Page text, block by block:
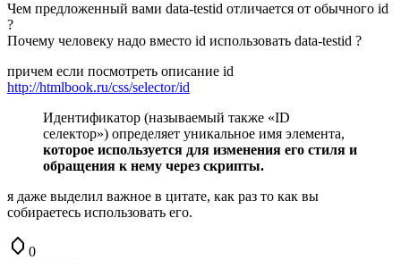
Чем предложенный вами data-testid отличается от обычного id
?
Почему человеку надо вместо id использовать data-testid ?
причем если посмотреть описание id
http://htmlbook.ru/css/selector/id
Идентификатор (называемый также «ID
селектор») определяет уникальное имя элемента,
которое используется для изменения его стиля и
обращения к нему через скрипты.
я даже выделил важное в цитате, как раз то как вы
собираетесь использовать его.
0